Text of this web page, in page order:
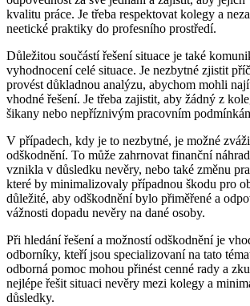
kvalitu práce. Je třeba respektovat kolegy a
neetické praktiky do profesního prostředí.
Důležitou součástí řešení situace je také
vyhodnocení celé situace. Je nezbytné zjistit
provést důkladnou analýzu, abychom mohli
vhodné řešení. Je třeba zajistit, aby žádný z
šikany nebo nepříznivým pracovním
V případech, kdy je to nezbytné, je možné
odškodnění. To může zahrnovat finanční
vznikla v důsledku nevěry, nebo také změnu
které by minimalizovaly případnou škodu pro
důležité, aby odškodnění bylo přiměřené a
vážnosti dopadu nevěry na dané osoby.
Při hledání řešení a možností odškodnění je
odborníky, kteří jsou specializovaní na tato
odborná pomoc mohou přinést cenné rady a
nejlépe řešit situaci nevěry mezi kolegy a
důsledky.